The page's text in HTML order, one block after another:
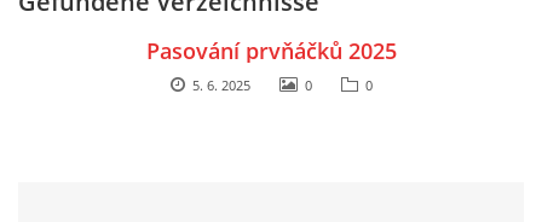
Pasování prvňáčků 2025
5. 6. 2025 0 0